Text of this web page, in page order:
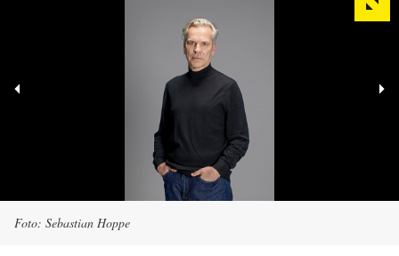
Foto: Sebastian Hoppe